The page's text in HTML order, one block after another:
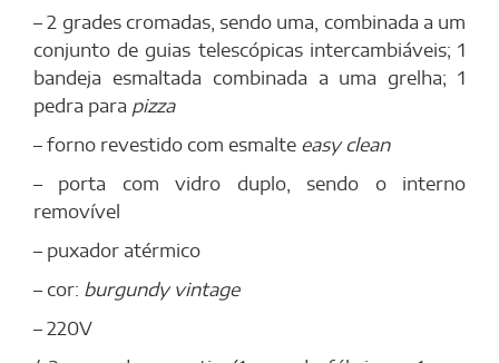
– 2 grades cromadas, sendo uma, combinada a um
conjunto de guias telescópicas intercambiáveis; 1
bandeja esmaltada combinada a uma grelha; 1
pedra para pizza
– forno revestido com esmalte easy clean
– porta com vidro duplo, sendo o interno
removível
– puxador atérmico
– cor: burgundy vintage
– 220V